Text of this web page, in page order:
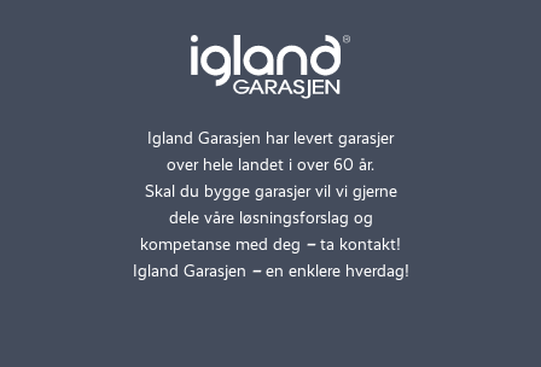
Igland Garasjen har levert garasjer
over hele landet i over 60 år.
Skal du bygge garasjer vil vi gjerne
dele våre løsningsforslag og
kompetanse med deg –ta kontakt!
Igland Garasjen –en enklere hverdag!